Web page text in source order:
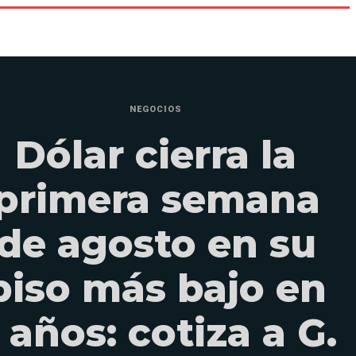
NEGOCIOS
Dólar cierra la
semana
agosto en su
más bajo en
años: cotiza a G.